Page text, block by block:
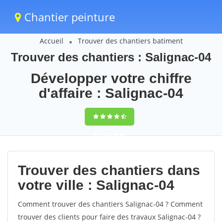
Chantier peinture
Accueil Trouver des chantiers batiment
Trouver des chantiers : Salignac-04
Développer votre chiffre
d'affaire : Salignac-04
9,5(100%)62
votes
Trouver des chantiers dans
votre ville : Salignac-04
Comment trouver des chantiers Salignac-04 ? Comment
trouver des clients pour faire des travaux Salignac-04 ?